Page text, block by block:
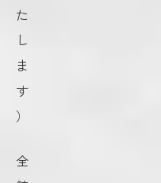
た
し
ま
す
）
全